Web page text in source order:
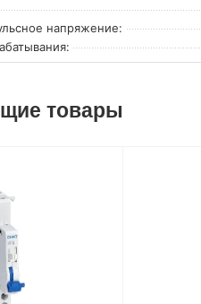
напряжение:
товары